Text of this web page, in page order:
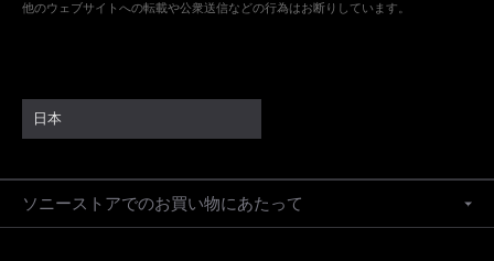
他のウェブサイトへの転載や公衆送信などの行為はお断りしています。
日本
ソニーストアでのお買い物にあたって